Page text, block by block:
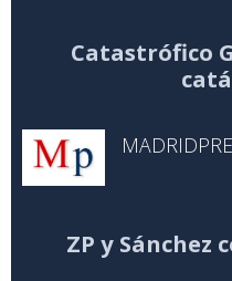
Catastrófico
ZP y Sánchez